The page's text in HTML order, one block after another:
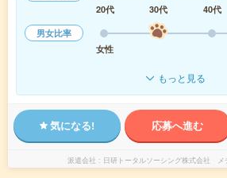
20代
30代 40代
男女比率
女性
もっと見る
気になる! 応募へ進む
派遣会社 日研トータルソーシング株式会社 メ